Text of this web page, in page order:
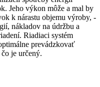
Jeho výkon môže a mal by
k nárastu objemu výroby,
nákladov na údržbu a
Riadiaci systém
prevádzkovať
je určený.